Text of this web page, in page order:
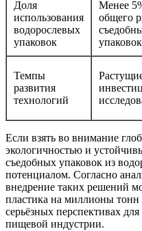
Доля
использования
водорослевых
упаковок
Менее
общего
упаковок
Темпы
развития
технологий
Если взять во внимание
экологичностью и
съедобных упаковок из
потенциалом. Согласно
внедрение таких решений
пластика на миллионы тонн
серьёзных перспективах
пищевой индустрии.